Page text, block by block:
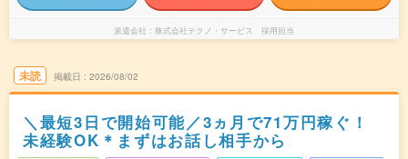
派遣会社 株式会社テクノ・サービス 採用担当
未読 掲載日 2026/08/02
＼最短3日で開始可能／3ヵ月で71万円稼ぐ！
未経験OK＊まずはお話し相手から